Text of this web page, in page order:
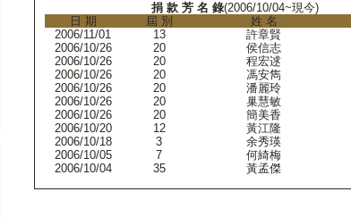
捐 款 芳 名 錄(2006/10/04~現今)
日 期
屆 別 姓 名
2006/11/01
13 許章賢
2006/10/26
20 侯信志
2006/10/26
20 程宏逑
2006/10/26
20 馮安雋
2006/10/26
20 潘麗玲
2006/10/26
20 巢慧敏
2006/10/26
20 簡美香
2006/10/20
12 黃江隆
2006/10/18
3 余秀瑛
2006/10/05
7 何綺梅
2006/10/04
35 黃孟傑